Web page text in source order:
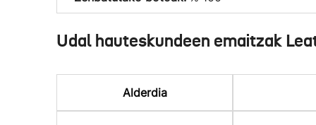
Udal hauteskundeen emaitzak
Alderdia